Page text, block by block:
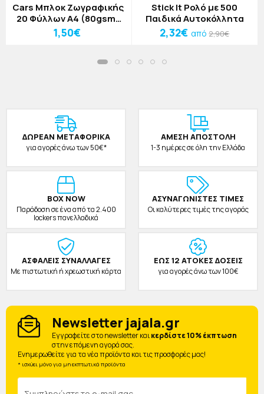
Cars Μπλοκ Ζωγραφικής
20 Φύλλων A4 (80gsm)
One Car
1,50€
Stick It Ρολό με 500
Παιδικά Αυτοκόλλητα
2,32€ από2,90€
ΔΩΡΕAΝ ΜΕΤΑΦΟΡΙΚΑ
για αγορές άνω των 50€*
ΑΜΕΣΗ ΑΠΟΣΤΟΛΗ
1-3 ημέρες σε όλη την Ελλάδα
BOX NOW
Παράδοση σε ένα από τα 2.400
lockers πανελλαδικά
ΑΣΥΝΑΓΩΝΙΣΤΕΣ ΤΙΜΕΣ
Οι καλύτερες τιμές της αγοράς
ΑΣΦΑΛΕΙΣ ΣΥΝΑΛΛΑΓΕΣ
Με πιστωτική ή χρεωστική κάρτα
ΕΩΣ 12 ΑΤΟΚΕΣ ΔΟΣΕΙΣ
για αγορές άνω των 100€
Newsletter jajala.gr
Eγγραφείτε στο newsletter καικερδίστε 10% έκπτωση
στην επόμενη αγορά σας.
Ενημερωθείτε για τα νέα προϊόντα και τις προσφορές μας!
* ισχύει μόνο για μη εκπτωτικά προϊόντα